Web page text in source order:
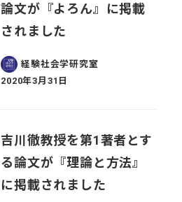
論文が『よろん』に掲載
されました
経験社会学研究室
投稿日
2020年3月31日
吉川徹教授を第1著者とす
る論文が『理論と方法』
に掲載されました